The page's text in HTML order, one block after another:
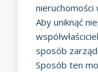
nieruchomości
Aby uniknąć
sposób
Sposób ten